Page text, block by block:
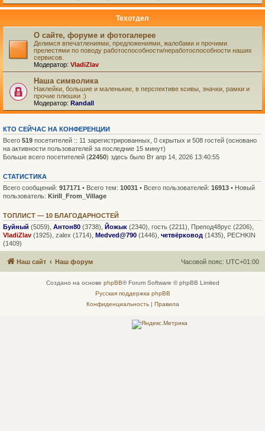
Техотдел
О сайте, форуме и фотогалерее
Делимся впечатлениями, предложениями, жалобами и прочими
прелестями по поводу работоспособности/неработоспособности наших
сервисов.
Модератор: VladiZlav
Наша символика
Наклейки, большие и маленькие, в перспективе ксивы, значки, рамки и
прочие плюшки :)
Модератор: Randall
КТО СЕЙЧАС НА КОНФЕРЕНЦИИ
Всего 519 посетителей :: 11 зарегистрированных, 0 скрытых и 508 гостей (основано
на активности пользователей за последние 15 минут)
Больше всего посетителей (22450) здесь было Вт апр 14, 2026 13:40:55
СТАТИСТИКА
Всего сообщений: 917171 • Всего тем: 10031 • Всего пользователей: 16913 • Новый
пользователь: Kirill_From_Village
ТОПЛИСТ — 10 БЛАГОДАРНОСТЕЙ
Буйный (5059), Антон80 (3738), Йожык (2340), гость (2211), Препод48рус (2206),
VladiZlav (1925), zalex (1714), Medved@790 (1446), четвёрковод (1435), PECHKIN
(1409)
Наш сайт Наш форум Часовой пояс: UTC+01:00
Создано на основе phpBB® Forum Software © phpBB Limited
Русская поддержка phpBB
Конфиденциальность| Правила